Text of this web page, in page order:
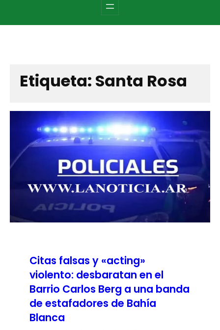
Etiqueta: Santa Rosa
Citas falsas y «acting»
violento: desbaratan en el
Barrio Carlos Berg a una banda
de estafadores de Bahía
Blanca